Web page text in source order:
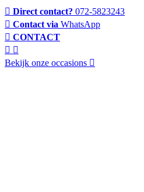
Direct contact? 072-5823243
Contact via WhatsApp
CONTACT
Bekijk onze occasions